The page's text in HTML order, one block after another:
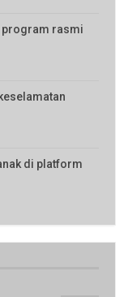
program rasmi
di platform